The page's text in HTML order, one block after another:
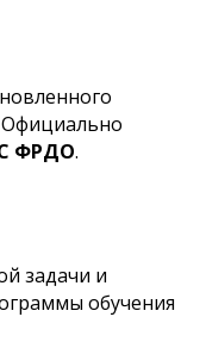
Официально
ФРДО.
задачи и
обучения